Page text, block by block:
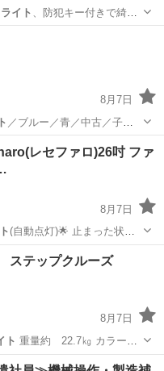
イト
、防犯キー付きで綺麗
8月7日
／ブルー／青／中古／子供
レセファロ)26吋 ファ
8月7日
(自動点灯)🌟 止まった状態
テップクルーズ
8月7日
ト 重量約 22.7㎏ カラー
他 クルーズ